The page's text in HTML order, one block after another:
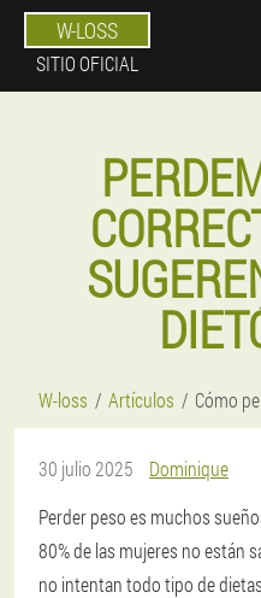
W-LOSS
SITIO OFICIAL
W-loss Artículos Cómo
30 julio 2025
Dominique
Perder peso es muchos
80% de las mujeres no están
no intentan todo tipo de